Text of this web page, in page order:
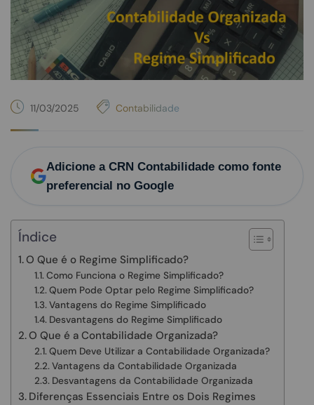
11/03/2025 Contabilidade
Adicione a CRN Contabilidade como fonte
preferencial no Google
Índice
O Que é o Regime Simplificado?
Como Funciona o Regime Simplificado?
Quem Pode Optar pelo Regime Simplificado?
Vantagens do Regime Simplificado
Desvantagens do Regime Simplificado
O Que é a Contabilidade Organizada?
Quem Deve Utilizar a Contabilidade Organizada?
Vantagens da Contabilidade Organizada
Desvantagens da Contabilidade Organizada
Diferenças Essenciais Entre os Dois Regimes